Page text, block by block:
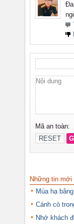
Những tin mới
Mùa hạ
Cánh cò
Nhớ khách